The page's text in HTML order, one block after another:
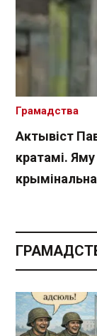
Актывіст
кратамі.
Грамадства